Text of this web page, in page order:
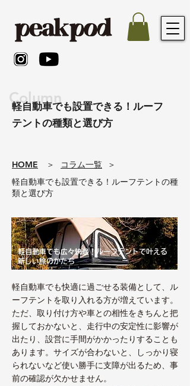
Column
軽自動車でも設置できる！ルーフ
テントの種類と選び方
​HOME ​＞ コラム一覧
​＞
軽自動車でも設置できる！ルーフテントの種
類と選び方
軽自動車でも広々快適！ルーフテントで叶える
新しい旅のかたち
軽自動車でも快適に過ごせる装備として、ル
ーフテントを取り入れる方が増えています。
ただ、取り付け方や車との相性をきちんと把
握しておかないと、走行中の安定性に影響が
出たり、設営に手間がかかったりすることも
あります。サイズが合わないと、しっかり寝
られないなど使い勝手に支障が出るため、事
前の確認が欠かせません。